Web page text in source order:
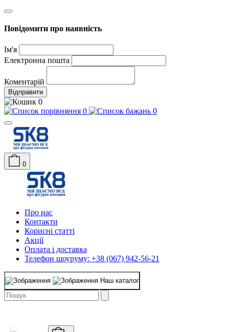
Повідомити про наявність
Ім'я
Електронна пошта
Коментарій
Відправити
0
0
0
0
Про нас
Контакти
Корисні статті
Акції
Оплата і доставка
Телефон шоуруму: +38 (067) 942-56-21
Наш каталог